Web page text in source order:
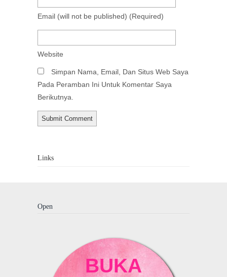
Email (will not be published) (required)
Website
Simpan Nama, Email, Dan Situs Web Saya
Pada Peramban Ini Untuk Komentar Saya
Berikutnya.
Links
Open
BUKA